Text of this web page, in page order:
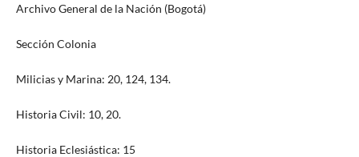
Archivo General de la Nación (Bogotá)
Sección Colonia
Milicias y Marina: 20, 124, 134.
Historia Civil: 10, 20.
Historia Eclesiástica: 15